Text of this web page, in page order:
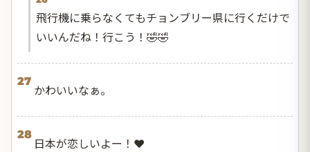
飛行機に乗らなくてもチョンブリー県に行くだけで
いいんだね！行こう！🤣🤣
27
かわいいなぁ。
28
日本が恋しいよー！❤️